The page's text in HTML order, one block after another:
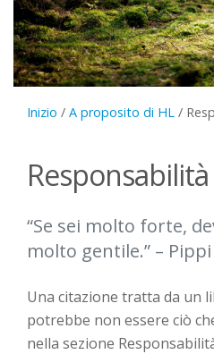
Inizio / A proposito di HL /
“Se sei molto forte,
molto gentile.” –
Una citazione tratta da un
potrebbe non essere ciò
nella sezione